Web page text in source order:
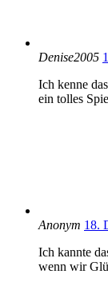
Denise2005
Ich kenne
ein tolles
Anonym 18.
Ich kannte
wenn wir